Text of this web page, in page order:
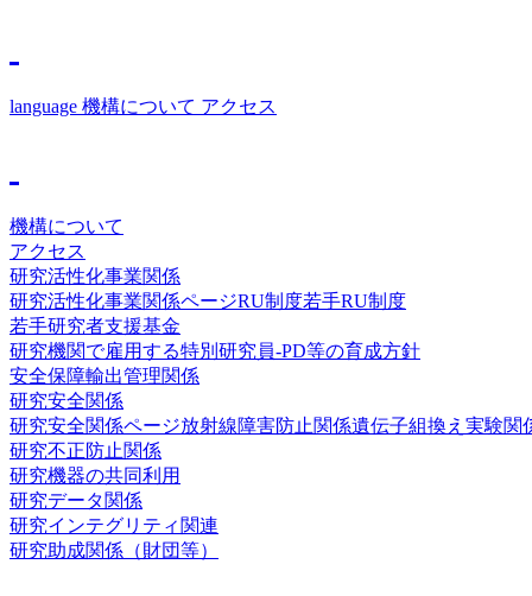
language 機構について アクセス
機構について
アクセス
研究活性化事業関係
研究活性化事業関係ページRU制度若手RU制度
若手研究者支援基金
研究機関で雇用する特別研究員-PD等の育成方針
安全保障輸出管理関係
研究安全関係
研究安全関係ページ放射線障害防止関係遺伝子組換え実験関
研究不正防止関係
研究機器の共同利用
研究データ関係
研究インテグリティ関連
研究助成関係（財団等）